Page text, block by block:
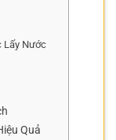
Lấy Nước
Quả